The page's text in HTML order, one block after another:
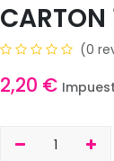
CARTON
(0
2,20 €